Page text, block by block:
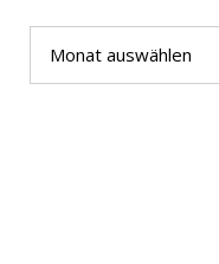
Archiv